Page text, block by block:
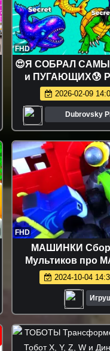
FHD
😍Я СОБРАЛ
и ПУГАЮЩИХ😰
FISH - №1 в
2026-02-09
Dubrovsky
FHD
МАШИНКИ
Мультиков про
серии подряд на
детей ТАЧКИ
2024-10-04